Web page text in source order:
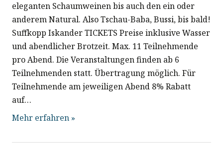
eleganten Schaumweinen bis auch den ein oder
anderem Natural. Also Tschau-Baba, Bussi, bis bald!
Suffkopp Iskander TICKETS Preise inklusive Wasser
und abendlicher Brotzeit. Max. 11 Teilnehmende
pro Abend. Die Veranstaltungen finden ab 6
Teilnehmenden statt. Übertragung möglich. Für
Teilnehmende am jeweiligen Abend 8% Rabatt
auf…
Mehr erfahren »